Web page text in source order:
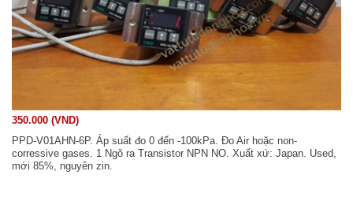
350.000 (VND)
PPD-V01AHN-6P. Áp suất đo 0 đến -100kPa. Đo Air hoặc non-
corressive gases. 1 Ngõ ra Transistor NPN NO. Xuất xứ: Japan. Used,
mới 85%, nguyên zin.